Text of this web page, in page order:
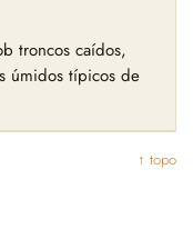
troncos caídos,
úmidos típicos de
↑ topo